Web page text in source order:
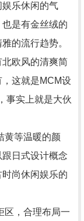
乐休闲的气
是有金丝绒的
的流行趋势。
欧风的清爽简
这就是MCM设
事实上就是大伙
黄等温暖的颜
日式设计概念
尚休闲娱乐的
，合理布局一